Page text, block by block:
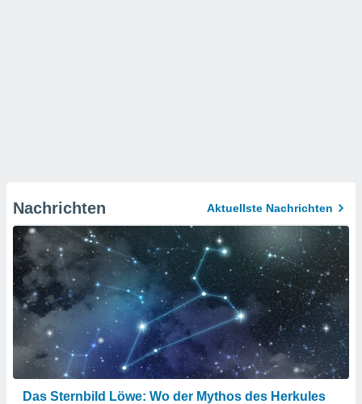
Nachrichten Aktuellste Nachrichten
Das Sternbild Löwe: Wo der Mythos des Herkules